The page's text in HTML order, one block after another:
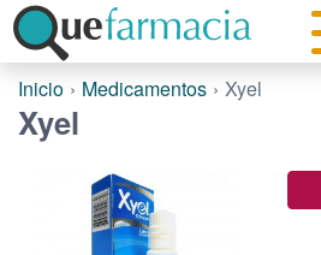
Inicio Medicamentos Xyel
Xyel